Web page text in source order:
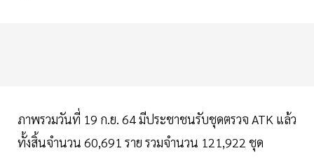
ภาพรวมวันที่ 19 ก.ย. 64 มีประชาชนรับชุดตรวจ ATK แล้ว
ทั้งสิ้นจำนวน 60,691 ราย รวมจำนวน 121,922 ชุด